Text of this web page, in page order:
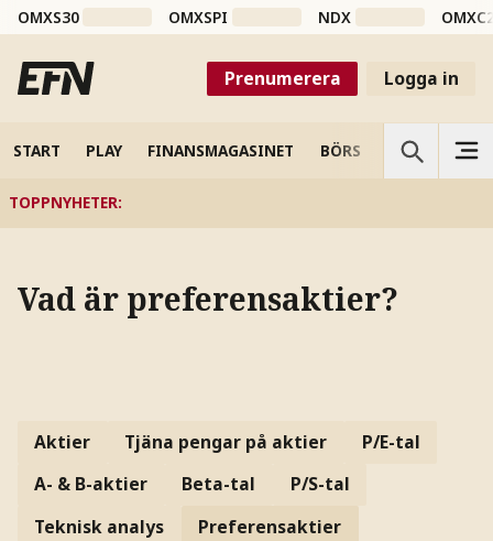
OMXS30 OMXSPI NDX
Prenumerera Logga in
START PLAY FINANSMAGASINET BÖRS VETENSKAP
TOPPNYHETER:
Vad är preferensaktier?
Aktier Tjäna pengar på aktier
P/E-tal
A- & B-aktier
Beta-tal
P/S-tal
Teknisk analys
Preferensaktier